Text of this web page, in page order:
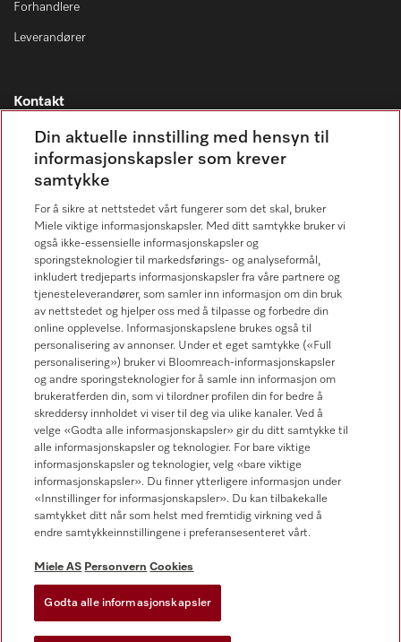
Forhandlere
Leverandører
Kontakt
Kontaktoversikt
Miele Professional Service
67 17 34 40
Forbrukerkontakt
67 17 31 00
Forhandlersøk
Følg Miele Professional
Personvern
Vilkår for bruk
Din aktuelle innstilling med hensyn til
informasjonskapsler som krever
samtykke
For å sikre at nettstedet vårt fungerer som det skal, bruker
Miele viktige informasjonskapsler. Med ditt samtykke bruker vi
også ikke-essensielle informasjonskapsler og
sporingsteknologier til markedsførings- og analyseformål,
inkludert tredjeparts informasjonskapsler fra våre partnere og
tjenesteleverandører, som samler inn informasjon om din bruk
av nettstedet og hjelper oss med å tilpasse og forbedre din
online opplevelse. Informasjonskapslene brukes også til
personalisering av annonser. Under et eget samtykke («Full
personalisering») bruker vi Bloomreach-informasjonskapsler
og andre sporingsteknologier for å samle inn informasjon om
brukeratferden din, som vi tilordner profilen din for bedre å
skreddersy innholdet vi viser til deg via ulike kanaler. Ved å
velge «Godta alle informasjonskapsler» gir du ditt samtykke til
alle informasjonskapsler og teknologier. For bare viktige
informasjonskapsler og teknologier, velg «bare viktige
informasjonskapsler». Du finner ytterligere informasjon under
«Innstillinger for informasjonskapsler». Du kan tilbakekalle
samtykket ditt når som helst med fremtidig virkning ved å
endre samtykkeinnstillingene i preferansesenteret vårt.
Miele AS Personvern Cookies
Godta alle informasjonskapsler